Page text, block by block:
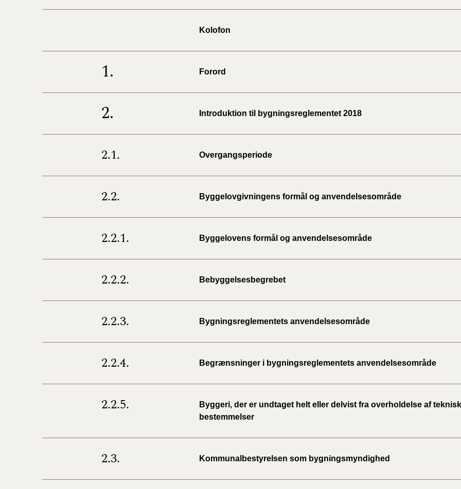
BR18
Kolofon
1. Forord
2. Introduktion til bygningsreglementet 2018
2.1. Overgangsperiode
2.2. Byggelovgivningens formål og anvendelsesområde
2.2.1. Byggelovens formål og anvendelsesområde
2.2.2. Bebyggelsesbegrebet
2.2.3. Bygningsreglementets anvendelsesområde
2.2.4. Begrænsninger i bygningsreglementets anvendelsesområde
2.2.5.
Byggeri, der er undtaget helt eller delvist fra overholdelse af
bestemmelser
2.3. Kommunalbestyrelsen som bygningsmyndighed